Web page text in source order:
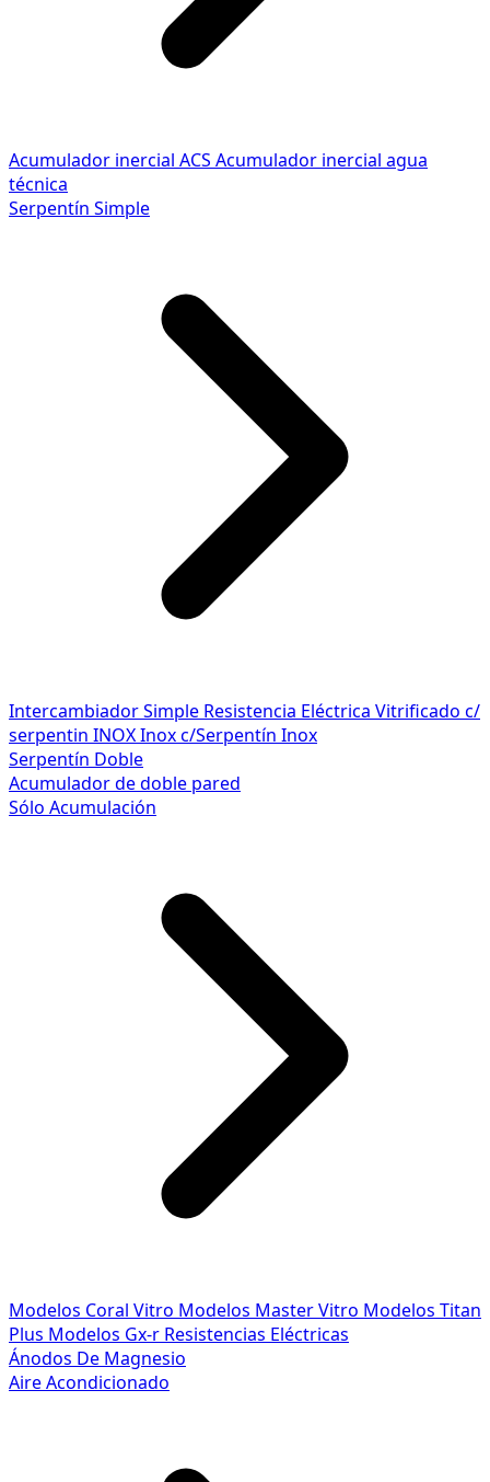
Acumulador inercial ACS Acumulador inercial agua
técnica
Serpentín Simple
Intercambiador Simple Resistencia Eléctrica Vitrificado c/
serpentin INOXInox c/Serpentín Inox
Serpentín Doble
Acumulador de doble pared
Sólo Acumulación
Modelos Coral Vitro Modelos Master Vitro Modelos Titan
Plus Modelos Gx-r Resistencias Eléctricas
Ánodos De Magnesio
Aire Acondicionado